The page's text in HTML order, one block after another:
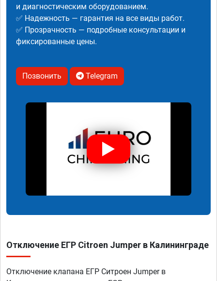
и диагностическим оборудованием.
✅ Надежность — гарантия на все виды работ.
✅ Прозрачность — подробные консультации и
фиксированные цены.
Позвонить Telegram
Отключение ЕГР Citroen Jumper в Калининграде
Отключение клапана ЕГР Ситроен Jumper в